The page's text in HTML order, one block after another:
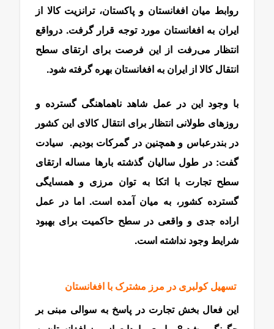
روابط میان افغانستان و پاکستان، ترانزیت کالا از
ایران به افغانستان مورد توجه قرار گرفت. درواقع
انتظار می‌رفت از این فرصت برای ارتقای سطح
انتقال کالا از ایران به افغانستان بهره گرفته شود.
با وجود این در عمل شاهد ناهماهنگی گسترده و
روزهای طولانی انتظار برای انتقال کالای این کشور
در بندرعباس و همچنین در گمرکات بودیم. سیادت
گفت: در طول سالیان گذشته بارها مساله ارتقای
سطح تجارت با اتکا به توان مرزی و همسایگی
گسترده کشور، به میان آمده است. اما در عمل
اراده جدی و واقعی در سطح حاکمیت برای بهبود
شرایط وجود نداشته است.
تسهیل کولبری در مرز مشترک با افغانستان
این فعال بخش تجارت در پاسخ به سوالی مبنی بر